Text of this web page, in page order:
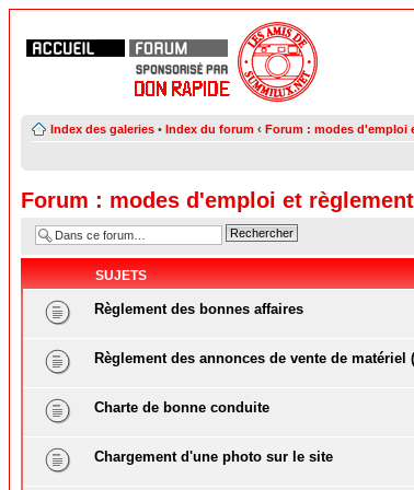
Index des galeries • Index du forum ‹ Forum : modes d'emploi
Forum : modes d'emploi et
SUJETS
Règlement des bonnes affaires
Règlement des annonces de vente de matériel
Charte de bonne conduite
Chargement d'une photo sur le site